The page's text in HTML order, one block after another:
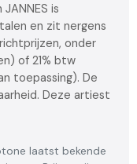
is
en zit nergens
onder
of 21% btw
toepassing). De
Deze artiest
laatst bekende